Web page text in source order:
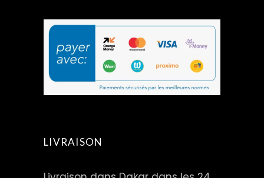
LIVRAISON